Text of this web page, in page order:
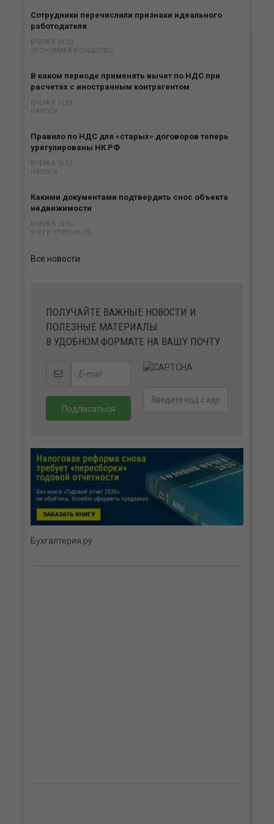
Сотрудники перечислили признаки идеального
работодателя
ВЧЕРА В 16:30
ЭКОНОМИКА И ОБЩЕСТВО
В каком периоде применять вычет по НДС при
расчетах с иностранным контрагентом
ВЧЕРА В 15:55
НАЛОГИ
Правило по НДС для «старых» договоров теперь
урегулированы НК РФ
ВЧЕРА В 15:52
НАЛОГИ
Какими документами подтвердить снос объекта
недвижимости
ВЧЕРА В 15:30
УЧЕТ И ОТЧЕТНОСТЬ
Все новости
ПОЛУЧАЙТЕ ВАЖНЫЕ НОВОСТИ И
ПОЛЕЗНЫЕ МАТЕРИАЛЫ
В УДОБНОМ ФОРМАТЕ НА ВАШУ ПОЧТУ
Бухгалтерия.ру